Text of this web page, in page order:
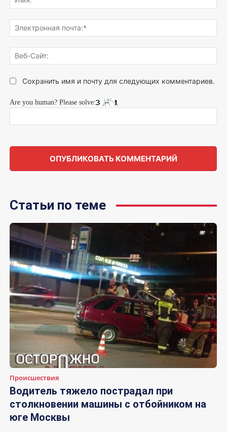
думаете...
Сохранить имя и почту для следующих комментариев.
Are you human? Please solve:
Статьи по теме
Происшествия
Водитель тяжело пострадал при
столкновении машины с отбойником на
юге Москвы